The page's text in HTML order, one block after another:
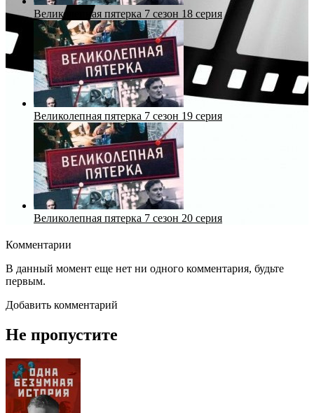
Великолепная пятерка 7 сезон 18 серия
Великолепная пятерка 7 сезон 19 серия
Великолепная пятерка 7 сезон 20 серия
Комментарии
В данный момент еще нет ни одного комментария, будьте
первым.
Добавить комментарий
Не пропустите